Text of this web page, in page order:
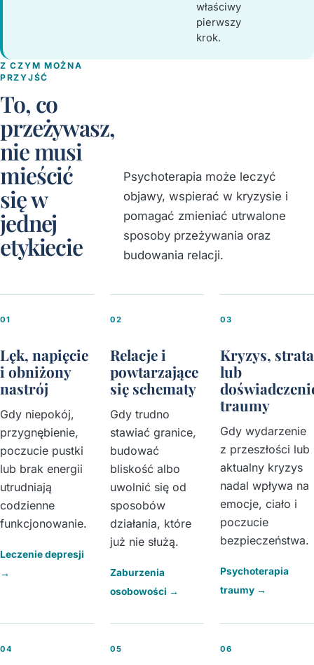
właściwy
pierwszy
krok.
Z CZYM MOŻNA
PRZYJŚĆ
To, co
przeżywasz,
nie musi
mieścić
się w
jednej
etykiecie
Psychoterapia może leczyć
objawy, wspierać w kryzysie i
pomagać zmieniać utrwalone
sposoby przeżywania oraz
budowania relacji.
01
Lęk, napięcie
i obniżony
nastrój
Gdy niepokój,
przygnębienie,
poczucie pustki
lub brak energii
utrudniają
codzienne
funkcjonowanie.
Leczenie depresji
→
02
Relacje i
powtarzające
się schematy
Gdy trudno
stawiać granice,
budować
bliskość albo
uwolnić się od
sposobów
działania, które
już nie służą.
Zaburzenia
osobowości →
03
Kryzys, strata
lub
traumy
Gdy wydarzenie
z przeszłości lub
aktualny kryzys
nadal wpływa na
emocje, ciało i
poczucie
bezpieczeństwa.
Psychoterapia
traumy →
04 05 06